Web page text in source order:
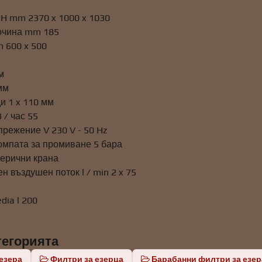
mm 2370 x 1000 x 1030
mm 185
600 x 500
1 x 110 мм
/ час 55
V 230 V - 50 Hz
за промиване 5 бара
крана
въздушен поток l / min 2 x 75
l 200
Филтри за езерца Барабанни филтри за